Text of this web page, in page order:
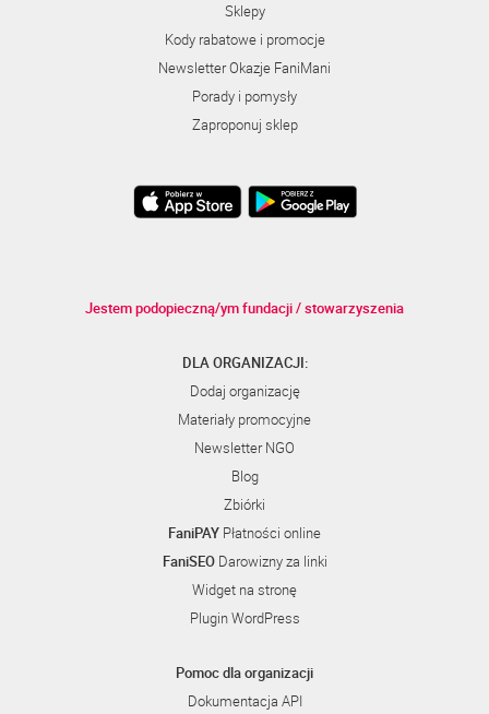
Sklepy
Kody rabatowe i promocje
Newsletter Okazje FaniMani
Porady i pomysły
Zaproponuj sklep
Jestem podopieczną/ym fundacji / stowarzyszenia
DLA ORGANIZACJI:
Dodaj organizację
Materiały promocyjne
Newsletter NGO
Blog
Zbiórki
FaniPAY Płatności online
FaniSEODarowizny za linki
Widget na stronę
Plugin WordPress
Pomoc dla organizacji
Dokumentacja API